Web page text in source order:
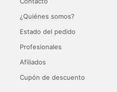
¿Quiénes somos?
Estado del pedido
Profesionales
Afiliados
Cupón de descuento